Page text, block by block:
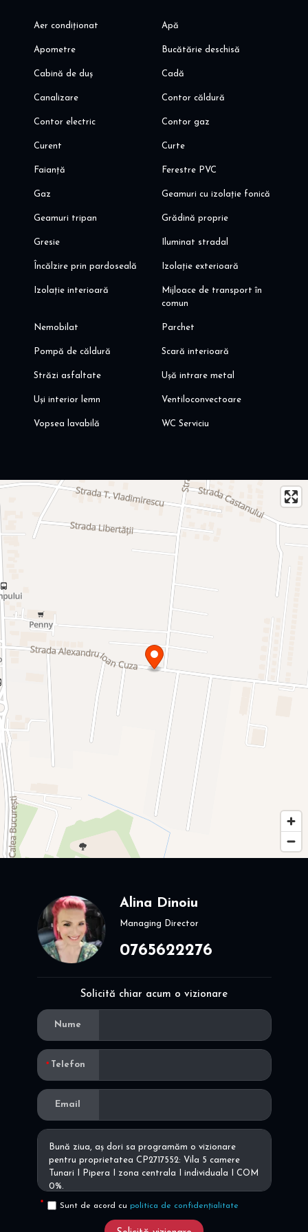
- parc central Tunari cu loc de joaca pentru copii si terenuri de
- unitati de invatamant si educative din Tunari: gradinita, scoala
gimnaziala
Nicolae
Va invit sa programati o vizionare!
Pentru mai multe detalii, va invit aici: dinoiuimobiliare.ro
Aer condiționat Apă
Apometre Bucătărie deschisă
Cabină de duș Cadă
Canalizare Contor căldură
Contor electric Contor gaz
Curent Curte
Faianță Ferestre PVC
Gaz Geamuri cu izolație fonică
Geamuri tripan Grădină proprie
Gresie Iluminat stradal
Încălzire prin pardoseală Izolație exterioară
Izolație interioară
Mijloace de transport în
comun
Nemobilat Parchet
Pompă de căldură Scară interioară
Străzi asfaltate Ușă intrare metal
Uși interior lemn Ventiloconvectoare
Vopsea lavabilă WC Serviciu
Alina Dinoiu
Managing Director
0765622276
Solicită chiar acum o vizionare
Nume
Telefon
Email
Sunt de acord cu politica de confidențialitate